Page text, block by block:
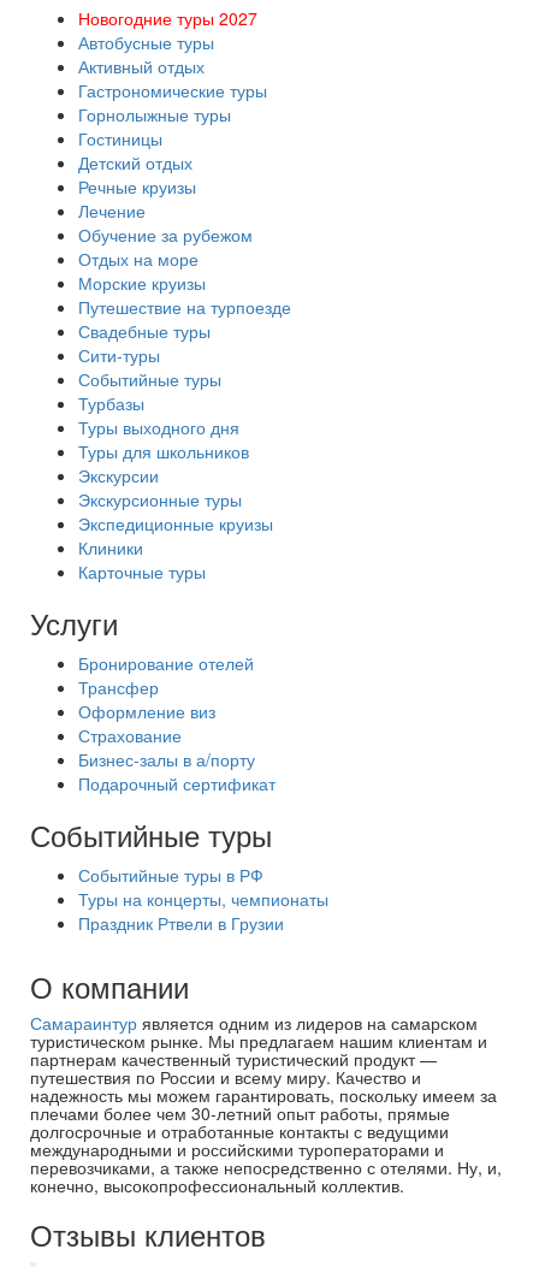
Новогодние туры 2027
Автобусные туры
Активный отдых
Гастрономические туры
Горнолыжные туры
Гостиницы
Детский отдых
Речные круизы
Лечение
Обучение за рубежом
Отдых на море
Морские круизы
Путешествие на турпоезде
Свадебные туры
Сити-туры
Событийные туры
Турбазы
Туры выходного дня
Туры для школьников
Экскурсии
Экскурсионные туры
Экспедиционные круизы
Клиники
Карточные туры
Услуги
Бронирование отелей
Трансфер
Оформление виз
Страхование
Бизнес-залы в а/порту
Подарочный сертификат
Событийные туры
Событийные туры в РФ
Туры на концерты, чемпионаты
Праздник Ртвели в Грузии
О компании
Самараинтур является одним из лидеров на самарском
туристическом рынке. Мы предлагаем нашим клиентам и
партнерам качественный туристический продукт —
путешествия по России и всему миру. Качество и
надежность мы можем гарантировать, поскольку имеем за
плечами более чем 30-летний опыт работы, прямые
долгосрочные и отработанные контакты с ведущими
международными и российскими туроператорами и
перевозчиками, а также непосредственно с отелями. Ну, и,
конечно, высокопрофессиональный коллектив.
Отзывы клиентов